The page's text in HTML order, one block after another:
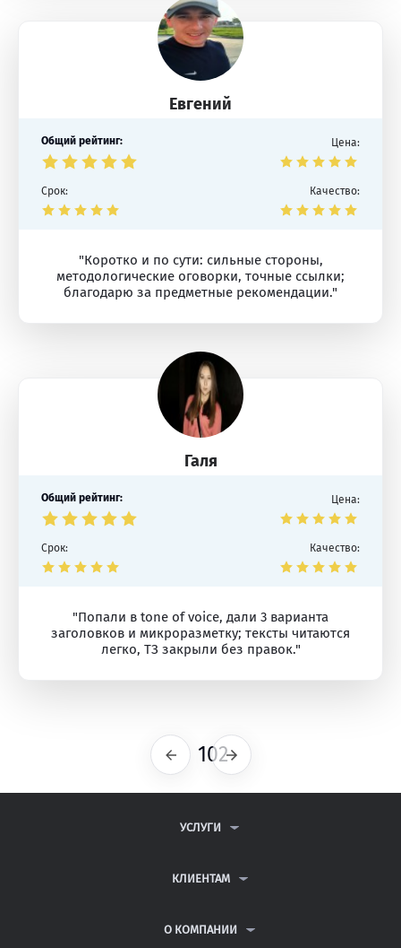
Евгений
Общий рейтинг: Цена:
Срок: Качество:
"Коротко и по сути: сильные стороны,
методологические оговорки, точные ссылки;
благодарю за предметные рекомендации."
Галя
Общий рейтинг: Цена:
Срок: Качество:
"Попали в tone of voice, дали 3 варианта
заголовков и микроразметку; тексты читаются
легко, ТЗ закрыли без правок."
Предыдущая
102Следующая
УСЛУГИ
ДИПЛОМНЫЕ РАБОТЫ
РЕФЕРАТЫ
КЛИЕНТАМ
ВОПРОСЫ И ОТВЕТЫ
О КОМПАНИИ